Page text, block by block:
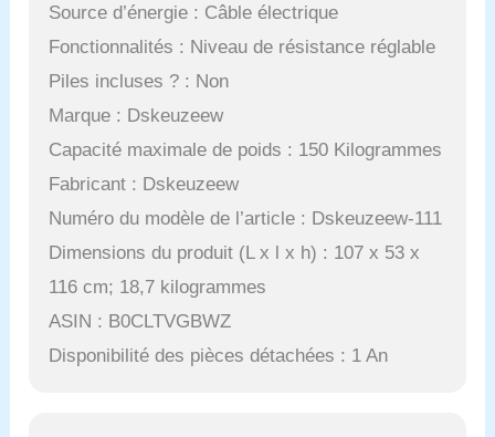
Source d’énergie : Câble électrique
Fonctionnalités : Niveau de résistance réglable
Piles incluses ? : Non
Marque : Dskeuzeew
Capacité maximale de poids : 150 Kilogrammes
Fabricant : Dskeuzeew
Numéro du modèle de l’article : Dskeuzeew-111
Dimensions du produit (L x l x h) : 107 x 53 x
116 cm; 18,7 kilogrammes
ASIN : B0CLTVGBWZ
Disponibilité des pièces détachées : 1 An